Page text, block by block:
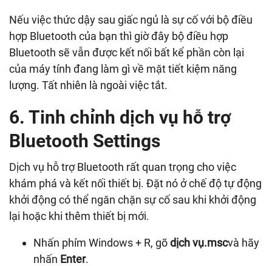
Nếu việc thức dậy sau giấc ngủ là sự cố với bộ điều
hợp Bluetooth của bạn thì giờ đây bộ điều hợp
Bluetooth sẽ vẫn được kết nối bất kể phần còn lại
của máy tính đang làm gì về mặt tiết kiệm năng
lượng. Tất nhiên là ngoài việc tắt.
6. Tinh chỉnh dịch vụ hỗ trợ
Bluetooth Settings
Dịch vụ hỗ trợ Bluetooth rất quan trọng cho việc
khám phá và kết nối thiết bị. Đặt nó ở chế độ tự động
khởi động có thể ngăn chặn sự cố sau khi khởi động
lại hoặc khi thêm thiết bị mới.
Nhấn phím Windows + R, gõdịch vụ.mscvà hãy
nhấn Enter.